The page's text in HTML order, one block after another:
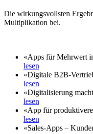
Die wirkungsvollsten
Multiplikation bei.
«Apps für Mehrwert
lesen
«Digitale B2B-
lesen
«Digitalisierung
lesen
«App für
lesen
«Sales-Apps –